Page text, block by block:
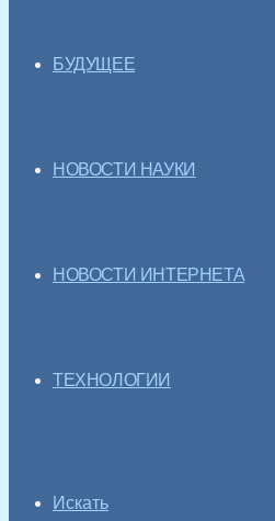
БУДУЩЕЕ
НОВОСТИ НАУКИ
НОВОСТИ ИНТЕРНЕТА
ТЕХНОЛОГИИ
Искать